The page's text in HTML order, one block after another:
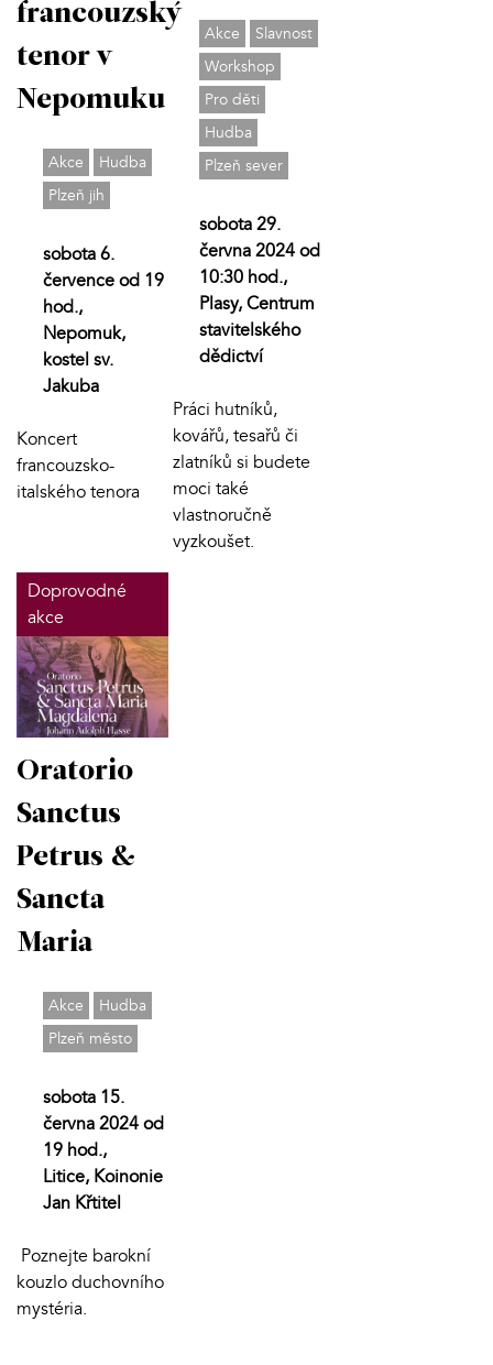
francouzský
tenor v
Nepomuku
Akce
Hudba
Plzeň jih
sobota 6.
července od 19
hod.,
Nepomuk,
kostel sv.
Jakuba
Koncert
francouzsko-
italského tenora
Akce
Slavnost
Workshop
Pro děti
Hudba
Plzeň sever
sobota 29.
června 2024 od
10:30 hod.,
Plasy, Centrum
stavitelského
dědictví
Práci hutníků,
kovářů, tesařů či
zlatníků si budete
moci také
vlastnoručně
vyzkoušet.
Doprovodné
akce
Oratorio
Sanctus
Petrus &
Sancta
Maria
Akce
Hudba
Plzeň město
sobota 15.
června 2024 od
19 hod.,
Litice, Koinonie
Jan Křtitel
Poznejte barokní
kouzlo duchovního
mystéria.